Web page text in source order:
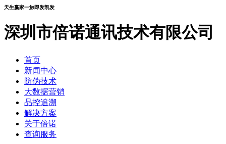
天生赢家一触即发凯发
深圳市倍诺通讯技术有限公司
首页
新闻中心
防伪技术
大数据营销
品控追溯
解决方案
关于倍诺
查询服务